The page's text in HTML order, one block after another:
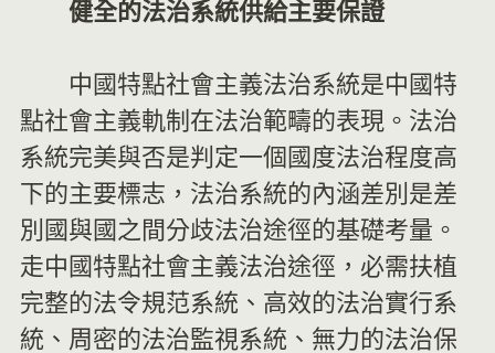
健全的法治系統供給主要保證
中國特點社會主義法治系統是中國特
點社會主義軌制在法治範疇的表現。法治
系統完美與否是判定一個國度法治程度高
下的主要標志，法治系統的內涵差別是差
別國與國之間分歧法治途徑的基礎考量。
走中國特點社會主義法治途徑，必需扶植
完整的法令規范系統、高效的法治實行系
統、周密的法治監視系統、無力的法治保